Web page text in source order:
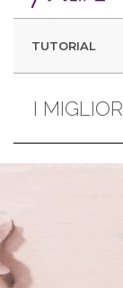
TUTORIAL
I